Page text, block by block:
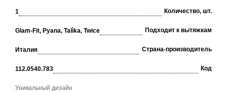
1 Количество, шт.
Glam-Fit, Pyana, Talìka, Twice Подходит к вытяжкам
Италия Страна-производитель
112.0540.783 Код
Уникальный дизайн